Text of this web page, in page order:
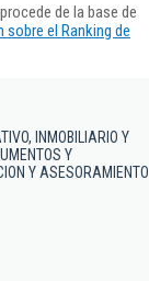
de la base de
el Ranking de
INMOBILIARIO Y
Y
Y ASESORAMIENTO